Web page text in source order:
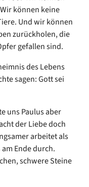
können keine
Und wir können
zurückholen, die
gefallen sind.
des Lebens
sagen: Gott sei
uns Paulus aber
der Liebe doch
arbeitet als
Ende durch.
schwereSteine